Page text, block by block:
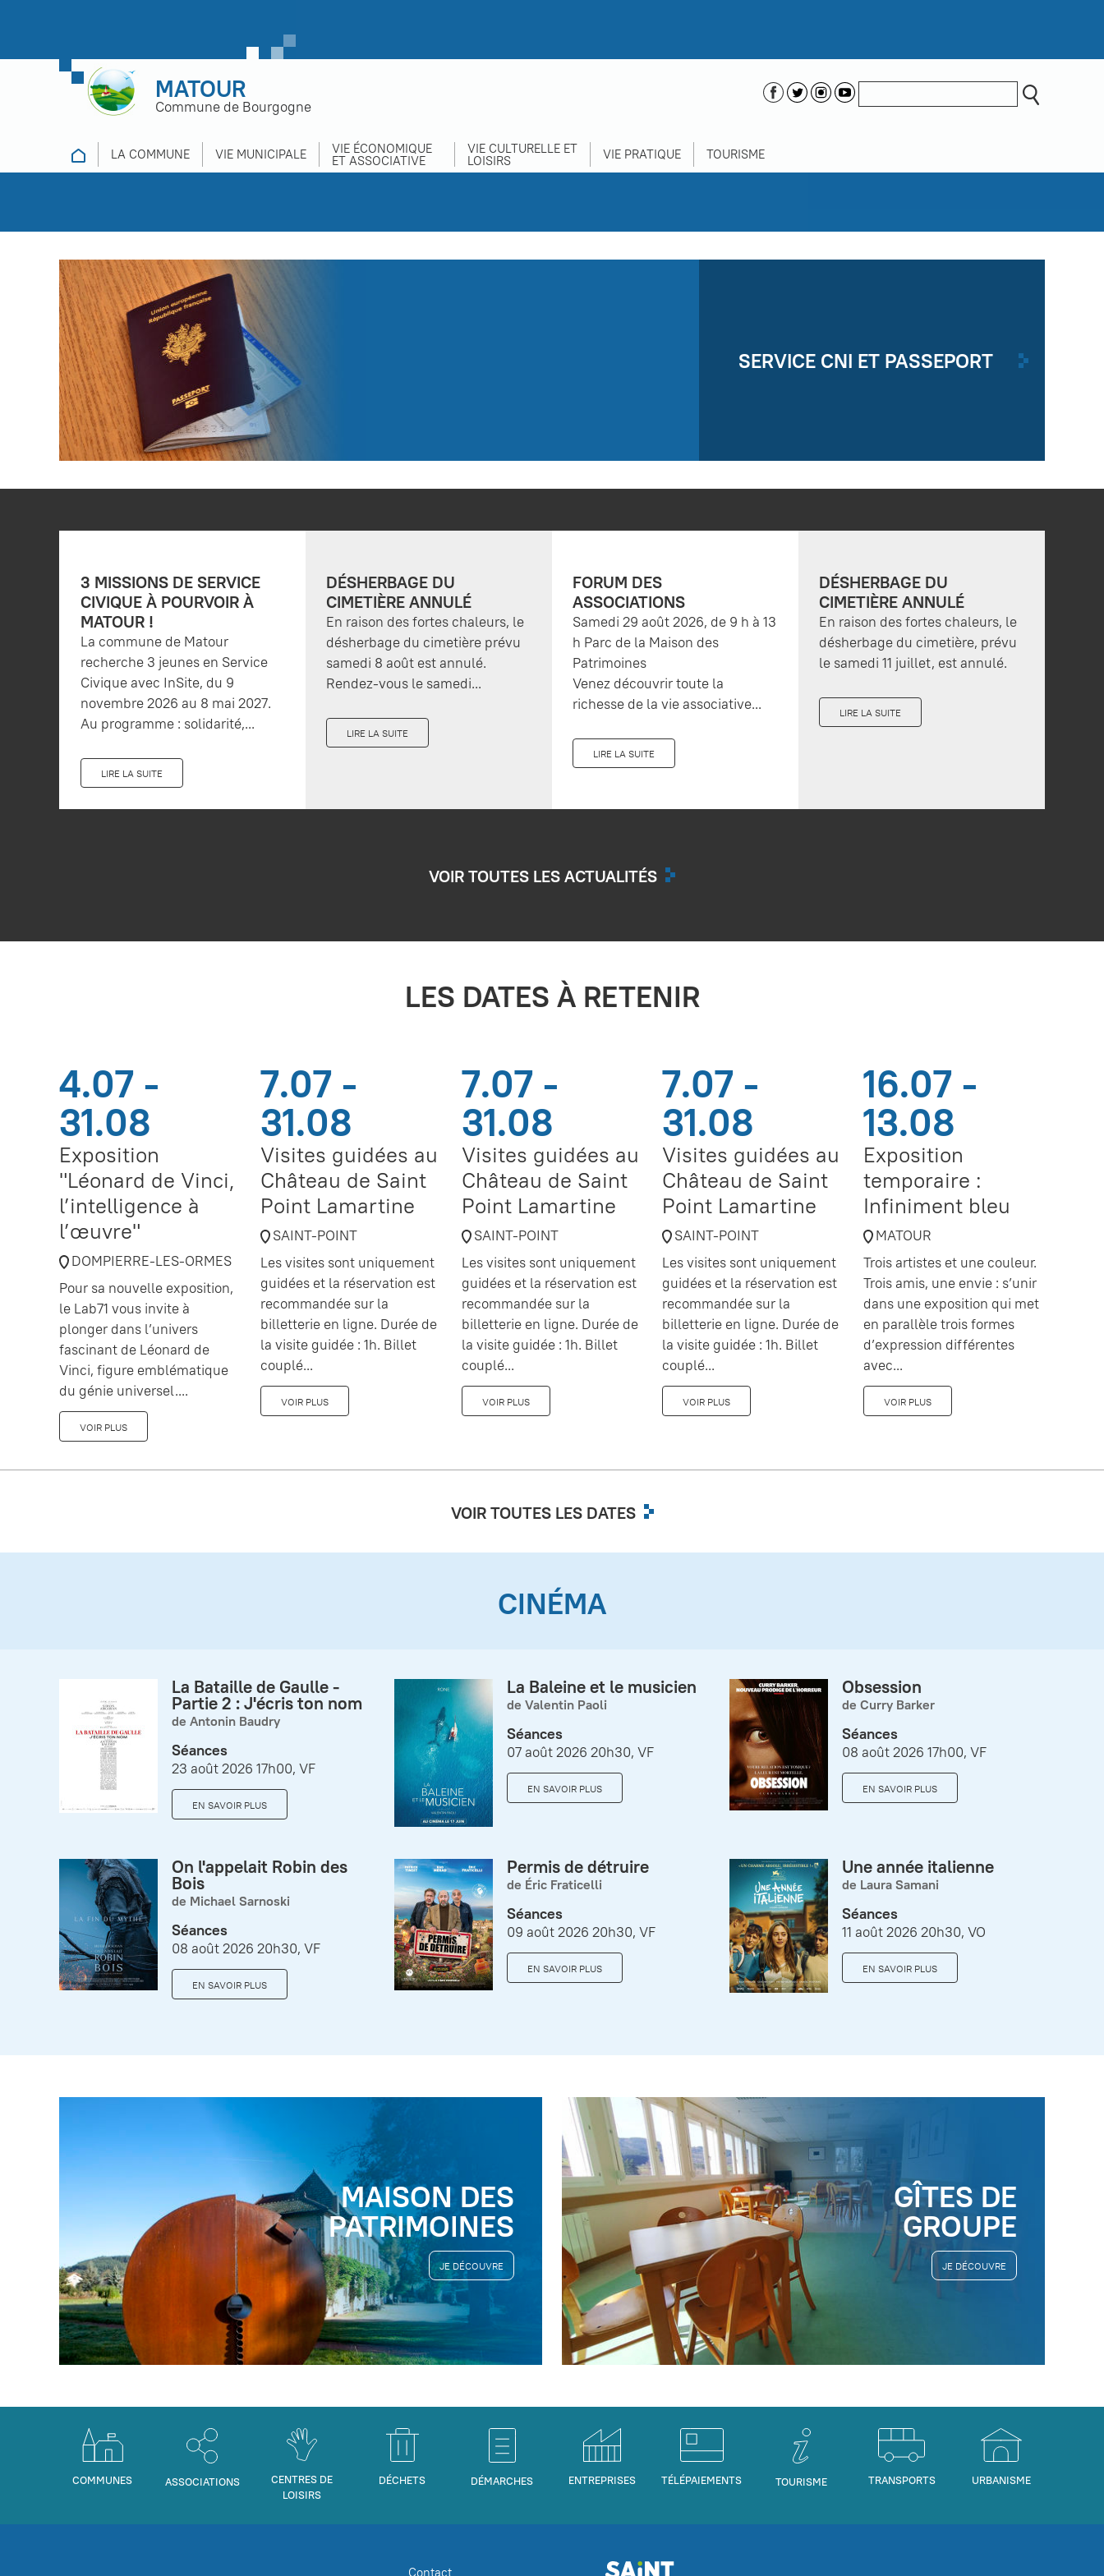
MATOUR
Commune de Bourgogne
LA COMMUNE VIE MUNICIPALE VIE ÉCONOMIQUE
ET ASSOCIATIVE
VIE CULTURELLE ET
LOISIRS VIE PRATIQUE TOURISME
SERVICE CNI ET PASSEPORT
3 MISSIONS DE SERVICE
CIVIQUE À POURVOIR À
MATOUR !
La commune de Matour
recherche 3 jeunes en Service
Civique avec InSite, du 9
novembre 2026 au 8 mai 2027.
Au programme : solidarité,...
LIRE LA SUITE
DÉSHERBAGE DU
CIMETIÈRE ANNULÉ
En raison des fortes chaleurs, le
désherbage du cimetière prévu
samedi 8 août est annulé.
Rendez-vous le samedi...
LIRE LA SUITE
FORUM DES
ASSOCIATIONS
Samedi 29 août 2026, de 9 h à 13
h Parc de la Maison des
Patrimoines
Venez découvrir toute la
richesse de la vie associative...
LIRE LA SUITE
DÉSHERBAGE DU
CIMETIÈRE ANNULÉ
En raison des fortes chaleurs, le
désherbage du cimetière, prévu
le samedi 11 juillet, est annulé.
LIRE LA SUITE
VOIR TOUTES LES ACTUALITÉS
LES DATES À RETENIR
4.07 -
31.08
Exposition
"Léonard de Vinci,
l’intelligence à
l’œuvre"
DOMPIERRE-LES-ORMES
Pour sa nouvelle exposition,
le Lab71 vous invite à
plonger dans l’univers
fascinant de Léonard de
Vinci, figure emblématique
du génie universel....
VOIR PLUS
7.07 -
31.08
Visites guidées au
Château de Saint
Point Lamartine
SAINT-POINT
Les visites sont uniquement
guidées et la réservation est
recommandée sur la
billetterie en ligne. Durée de
la visite guidée : 1h. Billet
couplé...
VOIR PLUS
7.07 -
31.08
Visites guidées au
Château de Saint
Point Lamartine
SAINT-POINT
Les visites sont uniquement
guidées et la réservation est
recommandée sur la
billetterie en ligne. Durée de
la visite guidée : 1h. Billet
couplé...
VOIR PLUS
7.07 -
31.08
Visites guidées au
Château de Saint
Point Lamartine
SAINT-POINT
Les visites sont uniquement
guidées et la réservation est
recommandée sur la
billetterie en ligne. Durée de
la visite guidée : 1h. Billet
couplé...
VOIR PLUS
16.07 -
13.08
Exposition
temporaire :
Infiniment bleu
MATOUR
Trois artistes et une couleur.
Trois amis, une envie : s’unir
dans une exposition qui met
en parallèle trois formes
d’expression différentes
avec...
VOIR PLUS
VOIR TOUTES LES DATES
CINÉMA
La Bataille de Gaulle -
Partie 2 : J'écris ton nom
de Antonin Baudry
Séances
23 août 2026 17h00, VF
EN SAVOIR PLUS
La Baleine et le musicien
de Valentin Paoli
Séances
07 août 2026 20h30, VF
EN SAVOIR PLUS
Obsession
de Curry Barker
Séances
08 août 2026 17h00, VF
EN SAVOIR PLUS
On l'appelait Robin des
Bois
de Michael Sarnoski
Séances
08 août 2026 20h30, VF
EN SAVOIR PLUS
Permis de détruire
de Éric Fraticelli
Séances
09 août 2026 20h30, VF
EN SAVOIR PLUS
Une année italienne
de Laura Samani
Séances
11 août 2026 20h30, VO
EN SAVOIR PLUS
MAISON DES
PATRIMOINES
JE DÉCOUVRE
GÎTES DE
GROUPE
JE DÉCOUVRE
COMMUNES ASSOCIATIONS
CENTRES DE
LOISIRS
DÉCHETS DÉMARCHES ENTREPRISES TÉLÉPAIEMENTS TOURISME TRANSPORTS URBANISME
Contact